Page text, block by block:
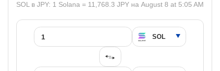
SOL в JPY: 1 Solana = 11,768.3 JPY на August 8 at 5:05 AM